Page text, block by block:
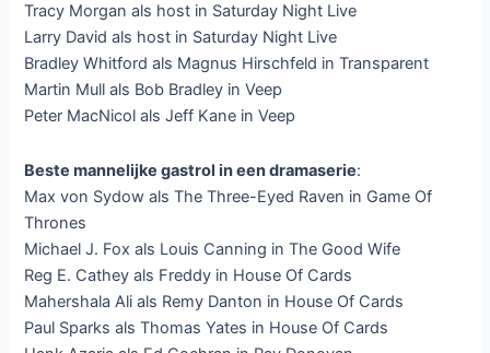
Tracy Morgan als host in Saturday Night Live
Larry David als host in Saturday Night Live
Bradley Whitford als Magnus Hirschfeld in Transparent
Martin Mull als Bob Bradley in Veep
Peter MacNicol als Jeff Kane in Veep
Beste mannelijke gastrol in een dramaserie:
Max von Sydow als The Three-Eyed Raven in Game Of
Thrones
Michael J. Fox als Louis Canning in The Good Wife
Reg E. Cathey als Freddy in House Of Cards
Mahershala Ali als Remy Danton in House Of Cards
Paul Sparks als Thomas Yates in House Of Cards